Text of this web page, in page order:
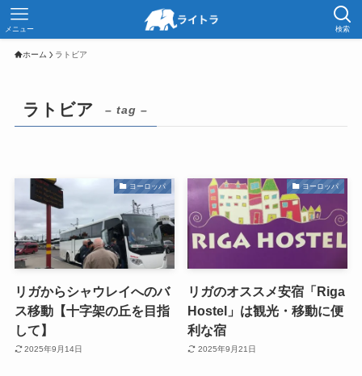
検索
メニュー
ホーム ラトビア
ラトビア – tag –
ヨーロッパ
リガからシャウレイへのバ
ス移動【十字架の丘を目指
して】
2025年9月14日
ヨーロッパ
リガのオススメ安宿「Riga
Hostel」は観光・移動に便
利な宿
2025年9月21日